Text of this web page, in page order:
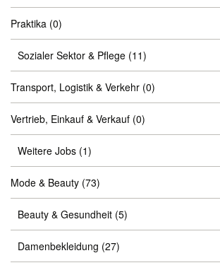
Praktika (0)
Sozialer Sektor & Pflege (11)
Transport, Logistik & Verkehr (0)
Vertrieb, Einkauf & Verkauf (0)
Weitere Jobs (1)
Mode & Beauty (73)
Beauty & Gesundheit (5)
Damenbekleidung (27)